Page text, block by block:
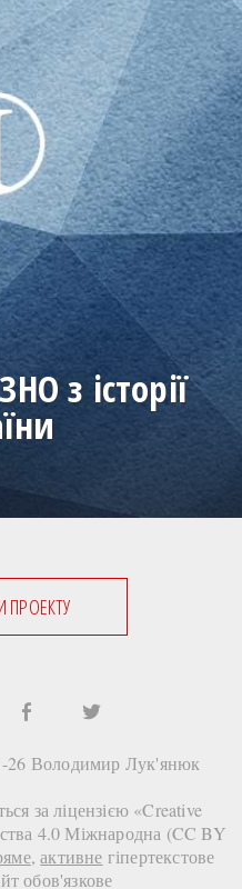
з історії
26 Володимир Лук'янюк
за ліцензією «Creative
4.0 Міжнародна (CC BY
,активне гіпертекстове
обов'язкове